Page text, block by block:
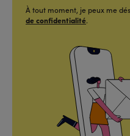
À tout moment, je peux me
de confidentialité.